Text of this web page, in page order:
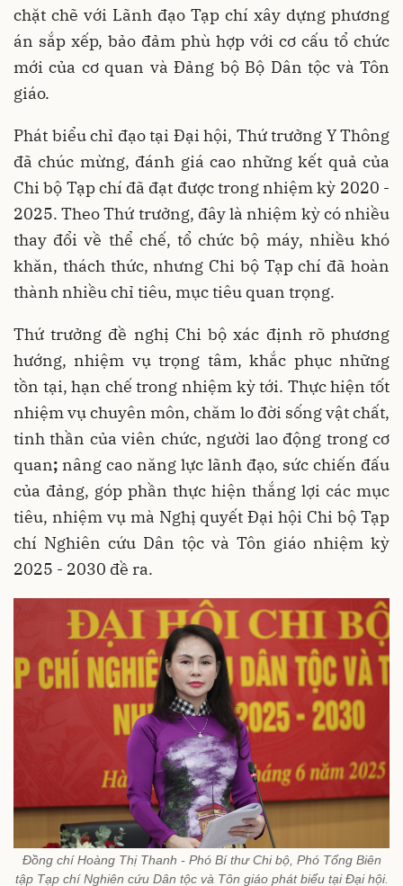
chặt chẽ với Lãnh đạo Tạp chí xây dựng phương
án sắp xếp, bảo đảm phù hợp với cơ cấu tổ chức
mới của cơ quan và Đảng bộ Bộ Dân tộc và Tôn
giáo.
Phát biểu chỉ đạo tại Đại hội, Thứ trưởng Y Thông
đã chúc mừng, đánh giá cao những kết quả của
Chi bộ Tạp chí đã đạt được trong nhiệm kỳ 2020 -
2025. Theo Thứ trưởng, đây là nhiệm kỳ có nhiều
thay đổi về thể chế, tổ chức bộ máy, nhiều khó
khăn, thách thức, nhưng Chi bộ Tạp chí đã hoàn
thành nhiều chỉ tiêu, mục tiêu quan trọng.
Thứ trưởng đề nghị Chi bộ xác định rõ phương
hướng, nhiệm vụ trọng tâm, khắc phục những
tồn tại, hạn chế trong nhiệm kỳ tới. Thực hiện tốt
nhiệm vụ chuyên môn, chăm lo đời sống vật chất,
tinh thần của viên chức, người lao động trong cơ
quan; nâng cao năng lực lãnh đạo, sức chiến đấu
của đảng, góp phần thực hiện thắng lợi các mục
tiêu, nhiệm vụ mà Nghị quyết Đại hội Chi bộ Tạp
chí Nghiên cứu Dân tộc và Tôn giáo nhiệm kỳ
2025 - 2030 đề ra.
Đồng chí Hoàng Thị Thanh - Phó Bí thư Chi bộ, Phó Tổng Biên
tập Tạp chí Nghiên cứu Dân tộc và Tôn giáo phát biểu tại Đại hội.